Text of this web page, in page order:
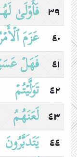
٣٩
فَأَوۡلَىٰ
٤٠
عَزَمَ
٤١
فَهَلۡ
٤٢
تَوَلَّیۡتُمۡ
٤٣
لَعَنَهُمُ
٤٤
یَتَدَبَّرُونَ